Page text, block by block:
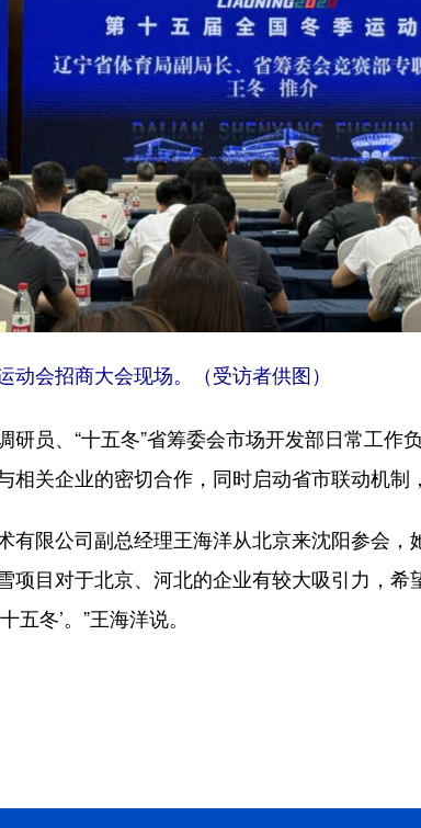
会招商大会现场。（受访者供图）
员、“十五冬”省筹委会市场开发部日常工作
相关企业的密切合作，同时启动省市联动机制
限公司副总经理王海洋从北京来沈阳参会，
项目对于北京、河北的企业有较大吸引力，
五冬’。”王海洋说。